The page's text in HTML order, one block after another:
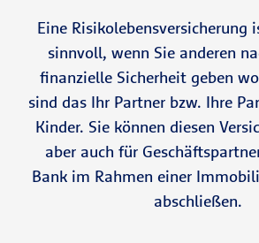
Eine Risikolebensversicherung
sinnvoll, wenn Sie anderen
finanzielle Sicherheit geben
sind das Ihr Partner bzw. Ihre
Kinder. Sie können diesen
aber auch für
Bank im Rahmen einer
abschließen.